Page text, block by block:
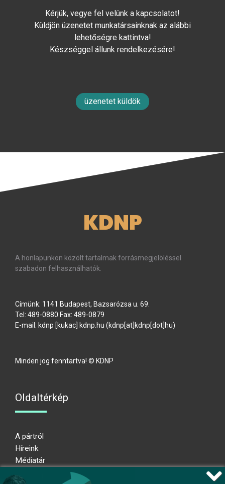
Kérjük, vegye fel velünk a kapcsolatot!
Küldjön üzenetet munkatársainknak az alábbi
lehetőségre kattintva!
Készséggel állunk rendelkezésére!
üzenetet küldök
KDNP
A honlapunkon közölt tartalmak forrásmegjelöléssel
szabadon felhasználhatók.
Címünk: 1141 Budapest, Bazsarózsa u. 69.
Tel: 489-0880 Fax: 489-0879
E-mail: kdnp [kukac] kdnp hu (kdnp[at]kdnp[dot]hu)
Minden jog fenntartva! © KDNP
Oldaltérkép
A pártról
Híreink
Médiatár